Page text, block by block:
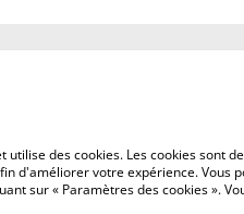
Design Store
utilise des cookies. Les cookies sont
d'améliorer votre expérience. Vous
sur « Paramètres des cookies ».